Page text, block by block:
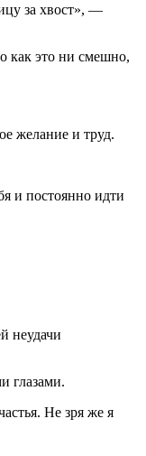
за хвост», —
как это ни смешно,
желание и труд.
и постоянно идти
неудачи
глазами.
Не зря же я